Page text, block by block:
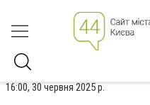
16:00, 30 червня 2025 р.